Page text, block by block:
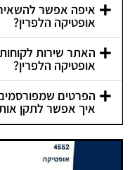
איפה אפשר
אופטיקה הלפרין?
האתר שירות
אופטיקה הלפרין?
הפרטים
איך אפשר לתקן